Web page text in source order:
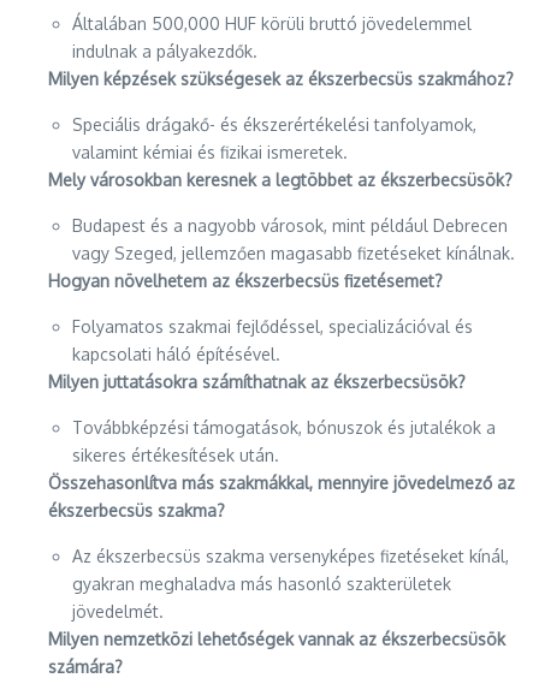
Általában 500,000 HUF körüli bruttó jövedelemmel
indulnak a pályakezdők.
Milyen képzések szükségesek az ékszerbecsüs szakmához?
Speciális drágakő- és ékszerértékelési tanfolyamok,
valamint kémiai és fizikai ismeretek.
Mely városokban keresnek a legtöbbet az ékszerbecsüsök?
Budapest és a nagyobb városok, mint például Debrecen
vagy Szeged, jellemzően magasabb fizetéseket kínálnak.
Hogyan növelhetem az ékszerbecsüs fizetésemet?
Folyamatos szakmai fejlődéssel, specializációval és
kapcsolati háló építésével.
Milyen juttatásokra számíthatnak az ékszerbecsüsök?
Továbbképzési támogatások, bónuszok és jutalékok a
sikeres értékesítések után.
Összehasonlítva más szakmákkal, mennyire jövedelmező az
ékszerbecsüs szakma?
Az ékszerbecsüs szakma versenyképes fizetéseket kínál,
gyakran meghaladva más hasonló szakterületek
jövedelmét.
Milyen nemzetközi lehetőségek vannak az ékszerbecsüsök
számára?